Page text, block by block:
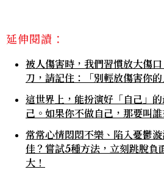
延伸閱讀：
被人傷害時，我們習慣放大傷
刀，請記住：「別輕放傷害你的
這世界上，能扮演好「自己」
己。如果你不做自己，那要叫誰
常常心情悶悶不樂、陷入憂鬱
佳？嘗試5種方法，立刻跳脫負
大！